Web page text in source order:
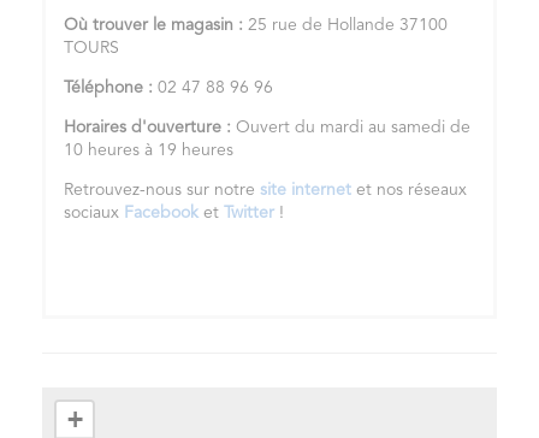
Où trouver le magasin : 25 rue de Hollande 37100
TOURS
Téléphone : 02 47 88 96 96
Horaires d'ouverture : Ouvert du mardi au samedi de
10 heures à 19 heures
Retrouvez-nous sur notre site internet et nos réseaux
sociaux Facebook et Twitter !
+